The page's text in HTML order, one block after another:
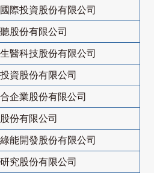
際投資股份有限公司
股份有限公司
醫科技股份有限公司
資股份有限公司
企業股份有限公司
份有限公司
能開發股份有限公司
究股份有限公司